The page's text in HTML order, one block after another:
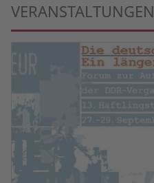
VERANSTALTUNGEN